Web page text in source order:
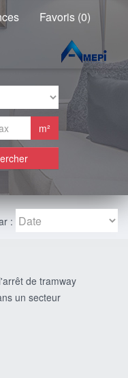
Favoris (0)
m²
:
de tramway
un secteur